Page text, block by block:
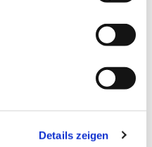
Details zeigen